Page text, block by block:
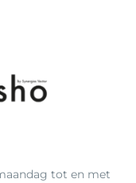
tot en met